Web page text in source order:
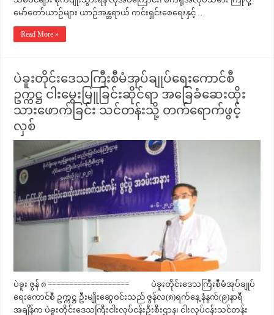
မော်တော်ယာဉ်များ ယာဉ်အန္တရာယ် ကင်းရှင်းစေရေးနှင့် …
Read More »
ပဲခူးတိုင်းဒေသကြီးစီမံအုပ်ချုပ်ရေးကောင်စီ
ဥက္ကဋ္ဌ ငါးမွေးမြူခြင်းဆိုင်ရာ အခြေခံဆေးထိုး
သားဖောက်ခြင်း သင်တန်းသို့ တက်ရောက်ဖွင့်
လှစ်
ပဲခူး ဇွန် ၈ =================== ပဲခူးတိုင်းဒေသကြီးစီမံအုပ်ချုပ်
ရေးကောင်စီ ဥက္ကဋ္ဌ ဦးမျိုးဆွေဝင်းသည် ဇွန်လ(၈)ရက်နေ့ နံနက်(၉)နာရီ
အချိန်က ပဲခူးတိုင်းဒေသကြီးငါးလုပ်ငန်းဦးစီးဌာန၊ ငါးလုပ်ငန်းသင်တန်း